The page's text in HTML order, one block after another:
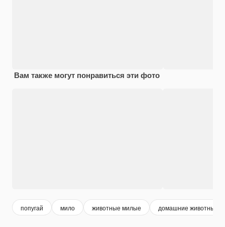
Вам также могут понравиться эти фото
попугай мило животные милые домашние животные